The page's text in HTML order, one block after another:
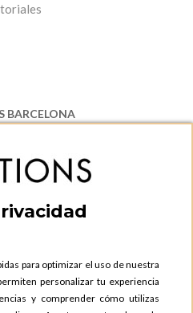
BARCELONA
de Moguda, Barcelona
ESPAñA
+34 935 724 041
SHOWROOM
935 724 041
para optimizar el uso de nuestra
personalizar tu experiencia
y comprender cómo utilizas